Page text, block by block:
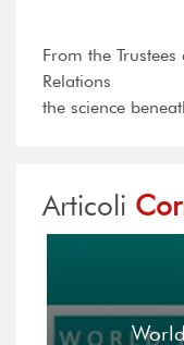
From the
Relations
the science
Articoli